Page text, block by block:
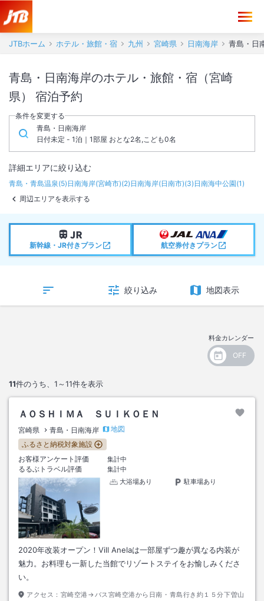
JTBホーム ホテル・旅館・宿 九州 宮崎県 日南海岸 青島・日
青島・日南海岸のホテル・旅館・宿（宮崎
県） 宿泊予約
条件を変更する
青島・日南海岸
日付未定 - 1泊｜1部屋 おとな2名,こども0名
詳細エリアに絞り込む
青島・青島温泉(5) 日南海岸(宮崎市)(2) 日南海岸(日南市)(3) 日南海中公園(1)
周辺エリアを表示する
新幹線・JR付きプラン 航空券付きプラン
絞り込み 地図表示
料金カレンダー
11件のうち、 1～11件を表示
ＡＯＳＨＩＭＡ ＳＵＩＫＯＥＮ
宮崎県 青島・日南海岸
地図
ふるさと納税対象施設
お客様アンケート評価
集計中
るるぶトラベル評価
集計中
大浴場あり
駐車場あり
2020年改装オープン！Vill Anelaは一部屋ずつ趣が異なる内装が
魅力。お料理も一新した当館でリゾートステイをお愉しみくださ
い。
アクセス： 宮崎空港→バス宮崎空港から日南・青島行き約１５分下曽山